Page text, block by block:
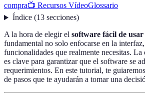
compra📺 Recursos VídeoGlossario
Índice(13 secciones)
A la hora de elegir el software fácil de usar
fundamental no solo enfocarse en la
funcionalidades que realmente necesitas.
es clave para garantizar que el software se
requerimientos. En este tutorial, te
de pasos que te ayudarán a tomar una